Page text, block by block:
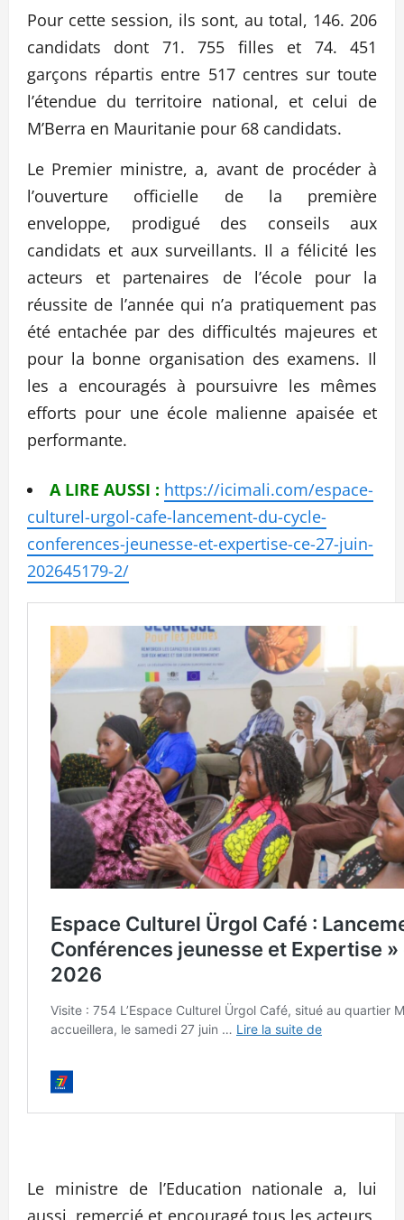
Pour cette session, ils sont, au total, 146. 206
candidats dont 71. 755 filles et 74. 451
garçons répartis entre 517 centres sur toute
l’étendue du territoire national, et celui de
M’Berra en Mauritanie pour 68 candidats.
Le Premier ministre, a, avant de procéder à
l’ouverture officielle de la première
enveloppe, prodigué des conseils aux
candidats et aux surveillants. Il a félicité les
acteurs et partenaires de l’école pour la
réussite de l’année qui n’a pratiquement pas
été entachée par des difficultés majeures et
pour la bonne organisation des examens. Il
les a encouragés à poursuivre les mêmes
efforts pour une école malienne apaisée et
performante.
A LIRE AUSSI : https://icimali.com/espace-
culturel-urgol-cafe-lancement-du-cycle-
conferences-jeunesse-et-expertise-ce-27-juin-
202645179-2/
Le ministre de l’Education nationale a, lui
aussi, remercié et encouragé tous les acteurs,